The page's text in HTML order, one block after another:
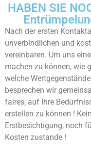
HABEN SIE
Nach der ersten
unverbindlichen und
vereinbaren. Um uns
machen zu können, wie
welche
besprechen wir
faires, auf Ihre
erstellen zu können !
Erstbesichtigung, noch
Kosten zustande !